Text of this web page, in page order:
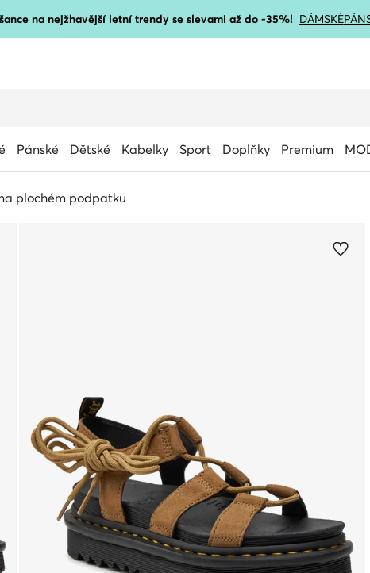
na nejžhavější letní trendy se slevami až do -35%! DÁMSKÉ
Pánské Dětské Kabelky Sport Doplňky Premium
plochém podpatku